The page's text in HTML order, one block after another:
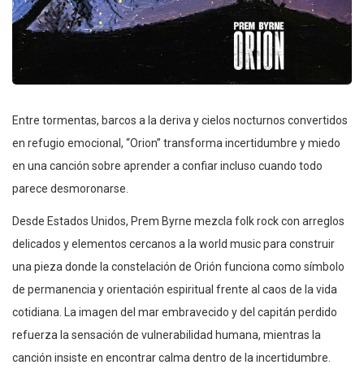
Entre tormentas, barcos a la deriva y cielos nocturnos convertidos
en refugio emocional, “Orion” transforma incertidumbre y miedo
en una canción sobre aprender a confiar incluso cuando todo
parece desmoronarse.
Desde Estados Unidos, Prem Byrne mezcla folk rock con arreglos
delicados y elementos cercanos a la world music para construir
una pieza donde la constelación de Orión funciona como símbolo
de permanencia y orientación espiritual frente al caos de la vida
cotidiana. La imagen del mar embravecido y del capitán perdido
refuerza la sensación de vulnerabilidad humana, mientras la
canción insiste en encontrar calma dentro de la incertidumbre.